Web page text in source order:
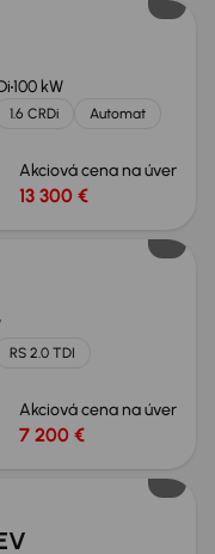
100 kW
1.6 CRDi
Automat
Akciová cena na úver
13 300 €
RS 2.0 TDI
Akciová cena na úver
7 200 €